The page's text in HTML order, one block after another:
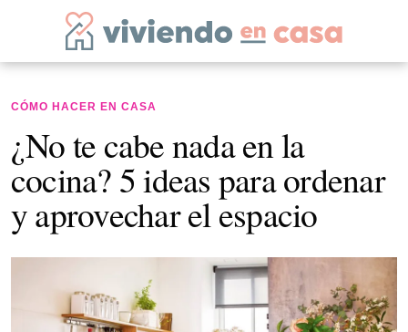
CÓMO HACER EN CASA
¿No te cabe nada en la
cocina? 5 ideas para ordenar
y aprovechar el espacio